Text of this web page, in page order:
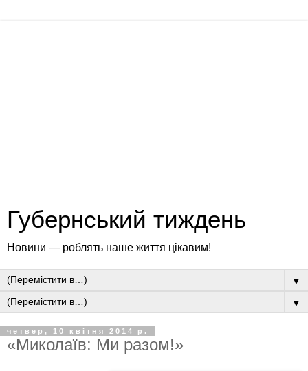
Губернський тиждень
Новини — роблять наше життя цікавим!
▼
▼
четвер, 10 квітня 2014 р.
«Миколаїв: Ми разом!»